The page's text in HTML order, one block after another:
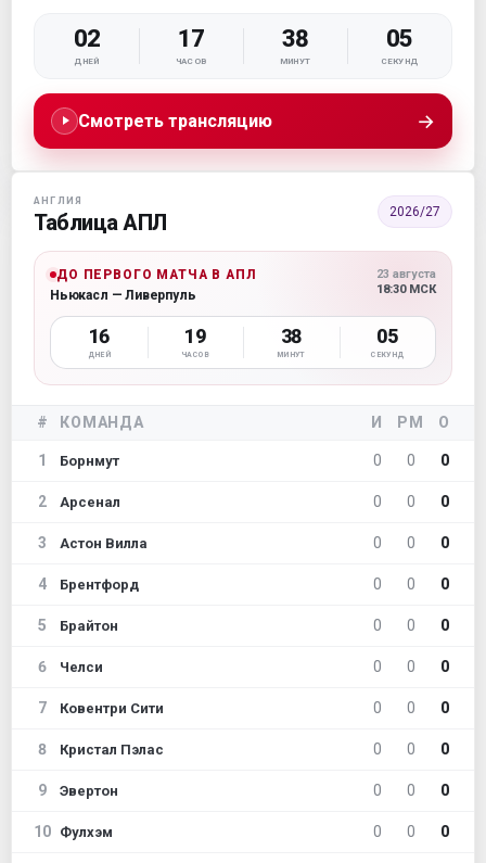
02
ДНЕЙ
17
ЧАСОВ
38
МИНУТ
04
СЕКУНД
Смотреть трансляцию →
АНГЛИЯ
Таблица АПЛ 2026/27
ДО ПЕРВОГО МАТЧА В АПЛ
Ньюкасл — Ливерпуль
23 августа
18:30 МСК
16
ДНЕЙ
19
ЧАСОВ
38
МИНУТ
04
СЕКУНД
# КОМАНДА И РМ О
1 Борнмут 0 0 0
2 Арсенал 0 0 0
3 Астон Вилла 0 0 0
4 Брентфорд 0 0 0
5 Брайтон 0 0 0
6 Челси 0 0 0
7 Ковентри Сити 0 0 0
8 Кристал Пэлас 0 0 0
9 Эвертон 0 0 0
10 Фулхэм 0 0 0